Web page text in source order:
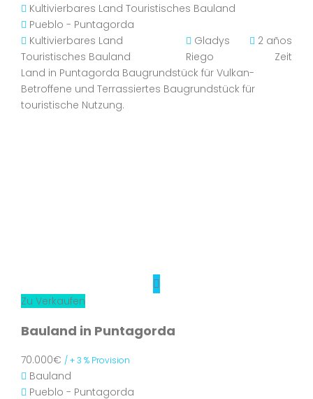
Kultivierbares Land Touristisches Bauland
Pueblo - Puntagorda
Kultivierbares Land
Touristisches Bauland
Gladys
Riego
2 años
Zeit
Land in Puntagorda Baugrundstück für Vulkan-
Betroffene und Terrassiertes Baugrundstück für
touristische Nutzung.
Zu Verkaufen
Bauland in Puntagorda
70.000€ / + 3 % Provision
Bauland
Pueblo - Puntagorda